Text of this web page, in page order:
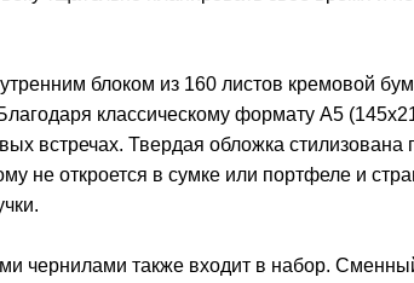
блоком из 160 листов кремовой
классическому формату А5
встречах. Твердая обложка стилизована
не откроется в сумке или портфеле и
чернилами также входит в набор.